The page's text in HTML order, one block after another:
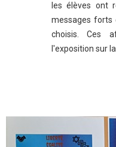
les élèves ont
messages forts
choisis. Ces
l'exposition sur